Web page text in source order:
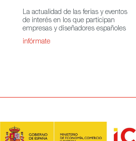
La actualidad de las ferias y eventos
de interés en los que participan
empresas y diseñadores españoles
infórmate